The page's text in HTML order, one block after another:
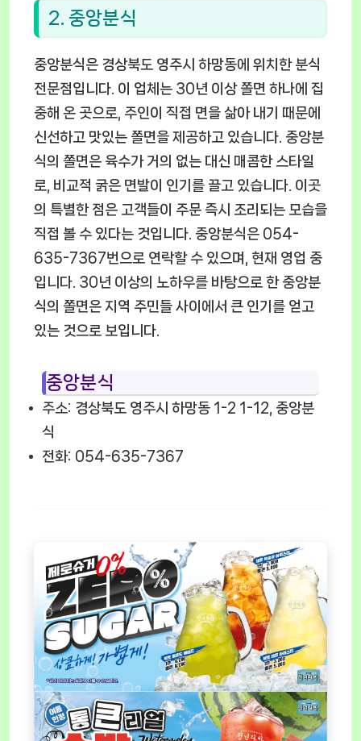
2. 중앙분식
중앙분식은 경상북도 영주시 하망동에 위치한 분식
전문점입니다. 이 업체는 30년 이상 쫄면 하나에 집
중해 온 곳으로, 주인이 직접 면을 삶아 내기 때문에
신선하고 맛있는 쫄면을 제공하고 있습니다. 중앙분
식의 쫄면은 육수가 거의 없는 대신 매콤한 스타일
로, 비교적 굵은 면발이 인기를 끌고 있습니다. 이곳
의 특별한 점은 고객들이 주문 즉시 조리되는 모습을
직접 볼 수 있다는 것입니다. 중앙분식은 054-
635-7367번으로 연락할 수 있으며, 현재 영업 중
입니다. 30년 이상의 노하우를 바탕으로 한 중앙분
식의 쫄면은 지역 주민들 사이에서 큰 인기를 얻고
있는 것으로 보입니다.
중앙분식
주소: 경상북도 영주시 하망동 1-2 1-12, 중앙분
식
전화: 054-635-7367